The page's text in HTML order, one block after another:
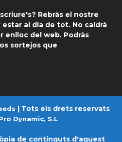
Rebràs el nostre
al dia de tot. No caldrà
enlloc del web. Podràs
sortejos que
| Tots els drets reservats
Dynamic, S.L
de continguts d'aquest